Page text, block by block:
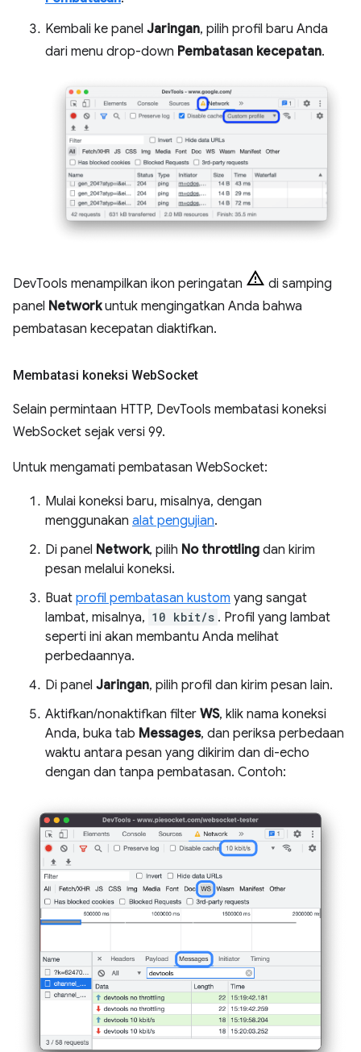
Kembali ke panel Jaringan, pilih profil baru Anda
dari menu drop-down Pembatasan kecepatan.
DevTools menampilkan ikon peringatan
di samping
panel Networkuntuk mengingatkan Anda bahwa
pembatasan kecepatan diaktifkan.
Membatasi koneksi WebSocket
Selain permintaan HTTP, DevTools membatasi koneksi
WebSocket sejak versi 99.
Untuk mengamati pembatasan WebSocket:
Mulai koneksi baru, misalnya, dengan
menggunakan alat pengujian.
Di panel Network, pilih No throttling dan kirim
pesan melalui koneksi.
Buat profil pembatasan kustom yang sangat
lambat, misalnya, 10 kbit/s . Profil yang lambat
seperti ini akan membantu Anda melihat
perbedaannya.
Di panel Jaringan, pilih profil dan kirim pesan lain.
Aktifkan/nonaktifkan filter WS, klik nama koneksi
Anda, buka tab Messages, dan periksa perbedaan
waktu antara pesan yang dikirim dan di-echo
dengan dan tanpa pembatasan. Contoh: